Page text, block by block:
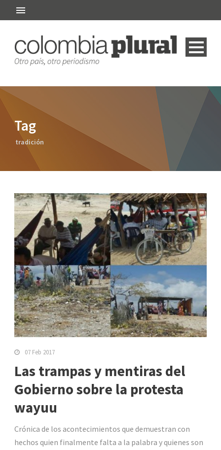
Tag
tradición
07 Feb 2017
Las trampas y mentiras del
Gobierno sobre la protesta
wayuu
Crónica de los acontecimientos que demuestran con
hechos quien finalmente falta a la palabra y quienes son